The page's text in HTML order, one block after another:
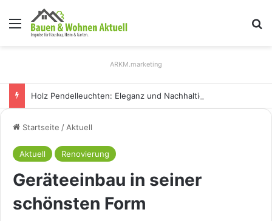
Menü
ARKM.marketing
Startseite / Aktuell
Aktuell Renovierung
Geräteeinbau in seiner
schönsten Form